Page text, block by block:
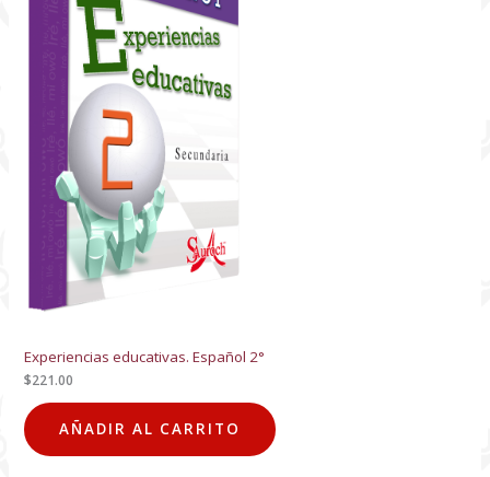
Experiencias educativas. Español 2°
$221.00
AÑADIR AL CARRITO